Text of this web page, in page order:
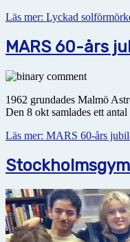
Läs mer: Lyckad
MARS 60-års
1962 grundades Malmö
Den 8 okt samlades ett
Läs mer: MARS 60-års